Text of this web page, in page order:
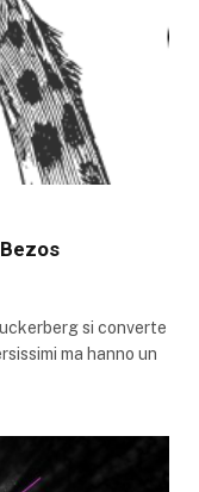
si converte
ma hanno un